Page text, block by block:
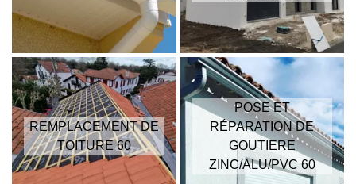
REMPLACEMENT DE
TOITURE 60
POSE ET
RÉPARATION DE
GOUTIERE
ZINC/ALU/PVC 60